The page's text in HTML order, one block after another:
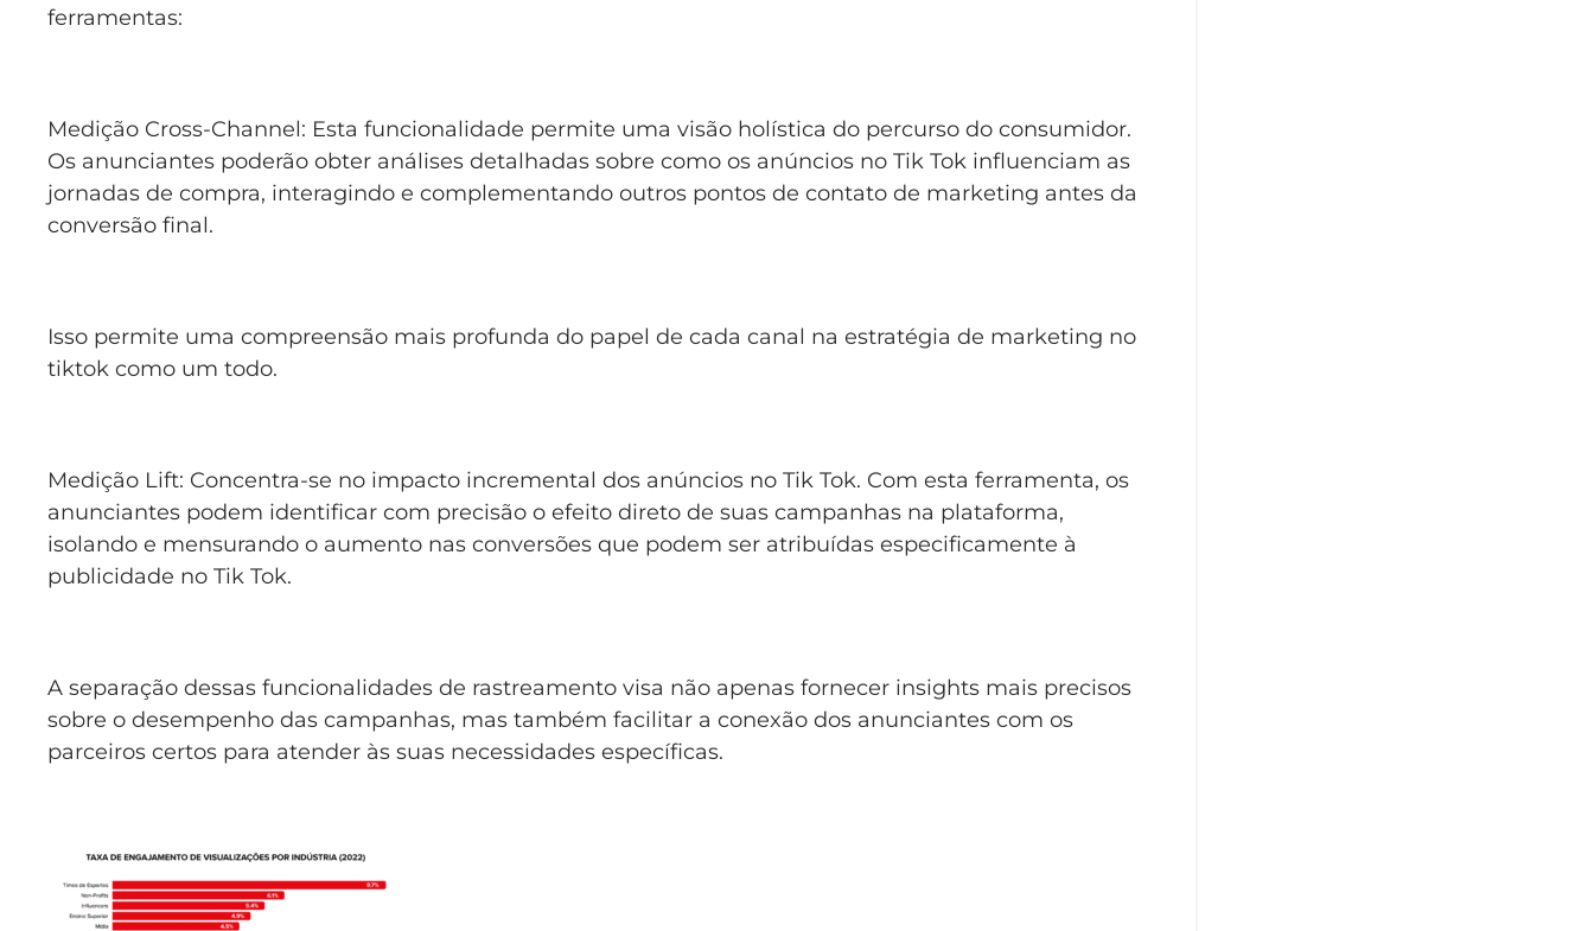
ferramentas:
Medição Cross-Channel: Esta funcionalidade permite uma visão holística do percurso do consumidor.
Os anunciantes poderão obter análises detalhadas sobre como os anúncios no Tik Tok influenciam as
jornadas de compra, interagindo e complementando outros pontos de contato de marketing antes da
conversão final.
Isso permite uma compreensão mais profunda do papel de cada canal na estratégia de marketing no
tiktok como um todo.
Medição Lift: Concentra-se no impacto incremental dos anúncios no Tik Tok. Com esta ferramenta, os
anunciantes podem identificar com precisão o efeito direto de suas campanhas na plataforma,
isolando e mensurando o aumento nas conversões que podem ser atribuídas especificamente à
publicidade no Tik Tok.
A separação dessas funcionalidades de rastreamento visa não apenas fornecer insights mais precisos
sobre o desempenho das campanhas, mas também facilitar a conexão dos anunciantes com os
parceiros certos para atender às suas necessidades específicas.